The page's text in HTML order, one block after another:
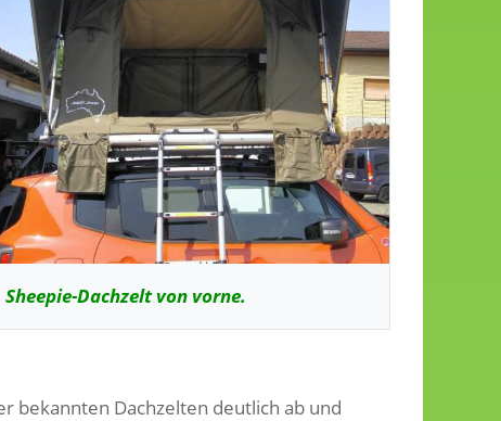
Sheepie-Dachzelt von vorne.
bekannten Dachzelten deutlich ab und